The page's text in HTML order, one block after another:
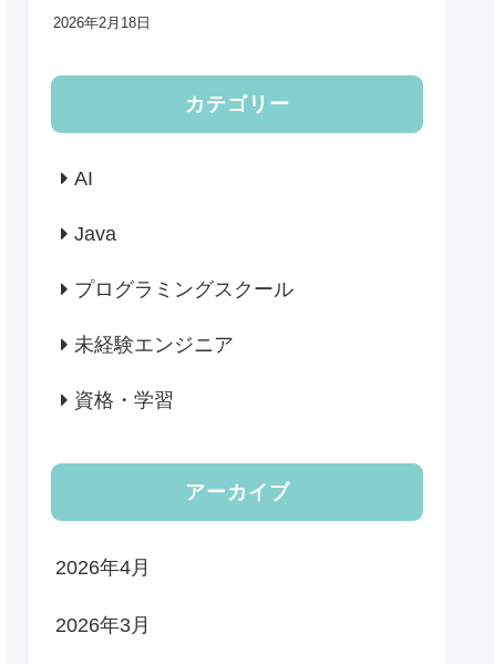
2026年2月18日
カテゴリー
AI
Java
プログラミングスクール
未経験エンジニア
資格・学習
アーカイブ
2026年4月
2026年3月